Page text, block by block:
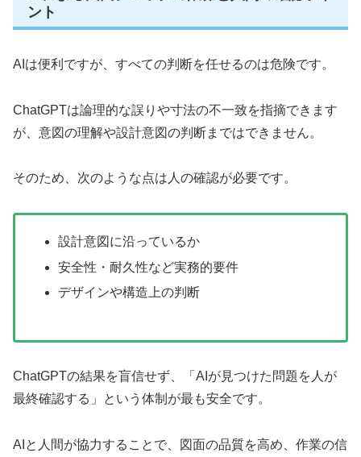
ント
AIは便利ですが、すべての判断を任せるのは危険です。
ChatGPTは論理的な誤りや寸法の不一致を指摘できます
が、意図の理解や設計意図の判断まではできません。
そのため、次のような点は人の確認が必要です。
設計意図に沿っているか
安全性・耐久性など実務的要件
デザインや構造上の判断
ChatGPTの結果を盲信せず、「AIが見つけた問題を人が
最終確認する」という体制が最も安全です。
AIと人間が協力することで、図面の品質を高め、作業の信